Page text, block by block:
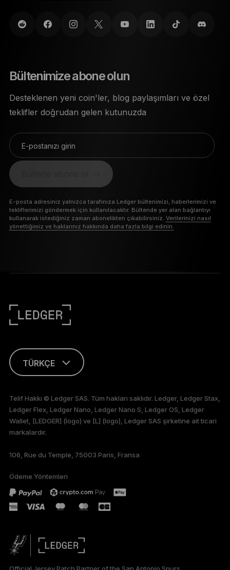
Bültenimize abone olun
Desteklenen yeni coin'ler, blog paylaşımları ve özel
teklifler doğrudan gelen kutunuzda
E-postanızı girin
E-posta adresiniz yalnızca tarafınıza Ledger bültenimizi, haberlerimizi ve
tekliflerimizi göndermek için kullanılacaktır. Bültende yer alan bağlantıyı
kullanarak istediğiniz zaman abonelikten çıkabilirsiniz. Verilerinizi nasıl
yönettiğimiz ve haklarınız hakkında daha fazla bilgi edinin.
TÜRKÇE
FRANÇAIS
DEUTSCH
ESPAÑOL
РУССКИЙ
简体中文
한국어
Telif Hakkı © Ledger SAS. Tüm hakları saklıdır. Ledger, Ledger Stax,
Ledger Flex, Ledger Nano, Ledger Nano S, Ledger OS, Ledger
Wallet, [LEDGER] (logo) ve [L] (logo), Ledger SAS şirketine ait ticari
markalardır.
106, Rue du Temple, 75003 Paris, Fransa
Ödeme Yöntemleri